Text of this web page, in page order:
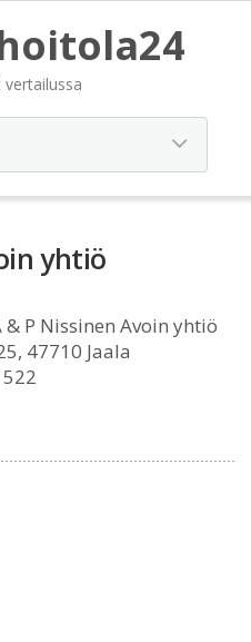
yhtiö
& P Nissinen Avoin yhtiö
47710 Jaala